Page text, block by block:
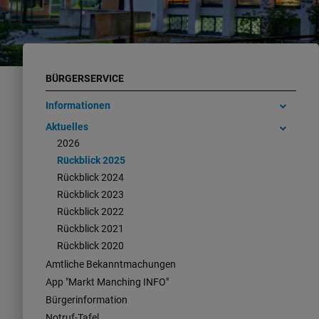
BÜRGERSERVICE
Informationen
Aktuelles
2026
Rückblick 2025
Rückblick 2024
Rückblick 2023
Rückblick 2022
Rückblick 2021
Rückblick 2020
Amtliche Bekanntmachungen
App "Markt Manching INFO"
Bürgerinformation